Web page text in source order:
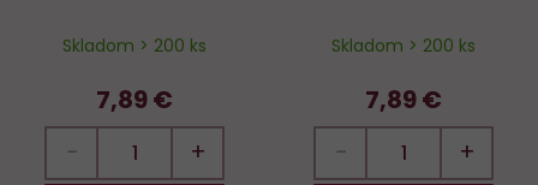
Skladom > 200 ks
7,89 €
− +
Skladom > 200 ks
7,89 €
− +